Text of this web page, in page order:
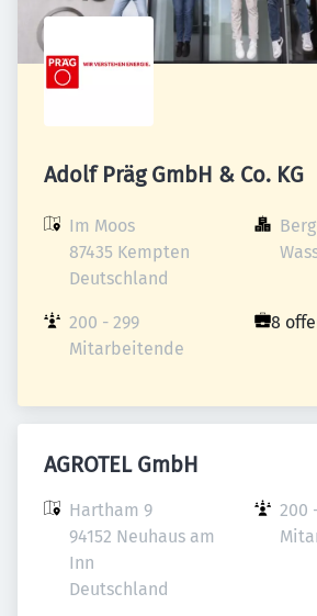
Adolf Präg GmbH & Co. KG
Im Moos
87435 Kempten
Deutschland
200 - 299
Mitarbeitende
8
AGROTEL GmbH
Hartham 9
94152 Neuhaus am
Inn
Deutschland
200